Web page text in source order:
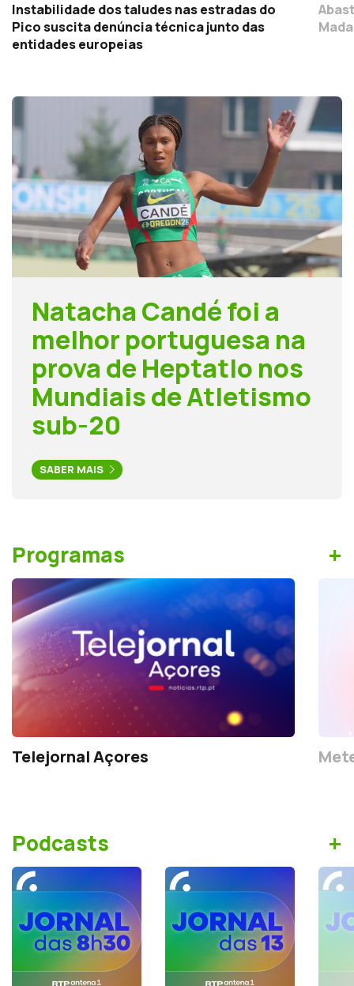
Instabilidade dos taludes nas estradas do
Pico suscita denúncia técnica junto das
entidades europeias
Natacha Candé foi a
melhor portuguesa na
prova de Heptatlo nos
Mundiais de Atletismo
sub-20
SABER MAIS
Programas +
Telejornal Açores
Podcasts +